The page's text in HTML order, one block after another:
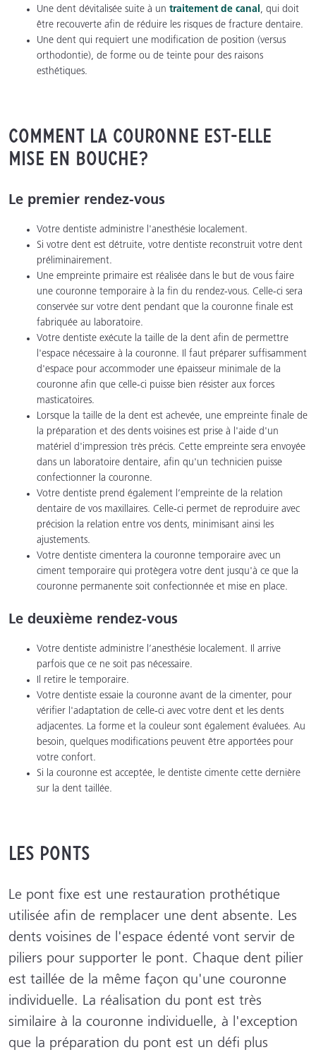
Une dent dévitalisée suite à un traitement de canal, qui doit
être recouverte afin de réduire les risques de fracture dentaire.
Une dent qui requiert une modification de position (versus
orthodontie), de forme ou de teinte pour des raisons
esthétiques.
Comment la couronne est-elle
mise en bouche?
Le premier rendez-vous
Votre dentiste administre l'anesthésie localement.
Si votre dent est détruite, votre dentiste reconstruit votre dent
préliminairement.
Une empreinte primaire est réalisée dans le but de vous faire
une couronne temporaire à la fin du rendez-vous. Celle-ci sera
conservée sur votre dent pendant que la couronne finale est
fabriquée au laboratoire.
Votre dentiste exécute la taille de la dent afin de permettre
l'espace nécessaire à la couronne. Il faut préparer suffisamment
d'espace pour accommoder une épaisseur minimale de la
couronne afin que celle-ci puisse bien résister aux forces
masticatoires.
Lorsque la taille de la dent est achevée, une empreinte finale de
la préparation et des dents voisines est prise à l'aide d'un
matériel d'impression très précis. Cette empreinte sera envoyée
dans un laboratoire dentaire, afin qu'un technicien puisse
confectionner la couronne.
Votre dentiste prend également l’empreinte de la relation
dentaire de vos maxillaires. Celle-ci permet de reproduire avec
précision la relation entre vos dents, minimisant ainsi les
ajustements.
Votre dentiste cimentera la couronne temporaire avec un
ciment temporaire qui protègera votre dent jusqu'à ce que la
couronne permanente soit confectionnée et mise en place.
Le deuxième rendez-vous
Votre dentiste administre l’anesthésie localement. Il arrive
parfois que ce ne soit pas nécessaire.
Il retire le temporaire.
Votre dentiste essaie la couronne avant de la cimenter, pour
vérifier l'adaptation de celle-ci avec votre dent et les dents
adjacentes. La forme et la couleur sont également évaluées. Au
besoin, quelques modifications peuvent être apportées pour
votre confort.
Si la couronne est acceptée, le dentiste cimente cette dernière
sur la dent taillée.
Les ponts
Le pont fixe est une restauration prothétique
utilisée afin de remplacer une dent absente. Les
dents voisines de l'espace édenté vont servir de
piliers pour supporter le pont. Chaque dent pilier
est taillée de la même façon qu'une couronne
individuelle. La réalisation du pont est très
similaire à la couronne individuelle, à l'exception
que la préparation du pont est un défi plus